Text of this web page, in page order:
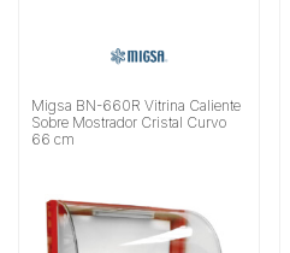
Migsa BN-660R Vitrina Caliente
Sobre Mostrador Cristal Curvo
66 cm